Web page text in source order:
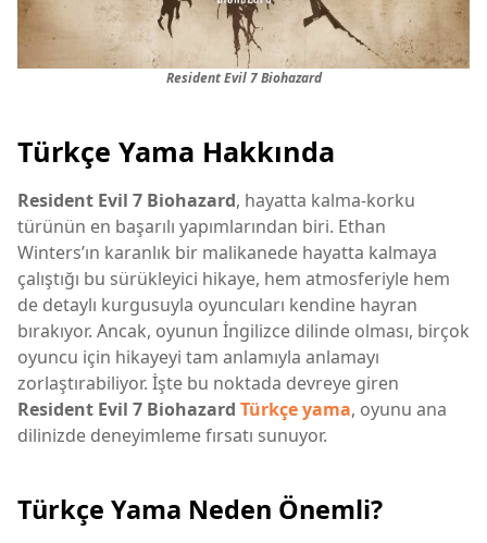
Resident Evil 7 Biohazard
Türkçe Yama Hakkında
Resident Evil 7 Biohazard, hayatta kalma-korku
türünün en başarılı yapımlarından biri. Ethan
Winters’ın karanlık bir malikanede hayatta kalmaya
çalıştığı bu sürükleyici hikaye, hem atmosferiyle hem
de detaylı kurgusuyla oyuncuları kendine hayran
bırakıyor. Ancak, oyunun İngilizce dilinde olması, birçok
oyuncu için hikayeyi tam anlamıyla anlamayı
zorlaştırabiliyor. İşte bu noktada devreye giren
Resident Evil 7 Biohazard Türkçe yama, oyunu ana
dilinizde deneyimleme fırsatı sunuyor.
Türkçe Yama Neden Önemli?